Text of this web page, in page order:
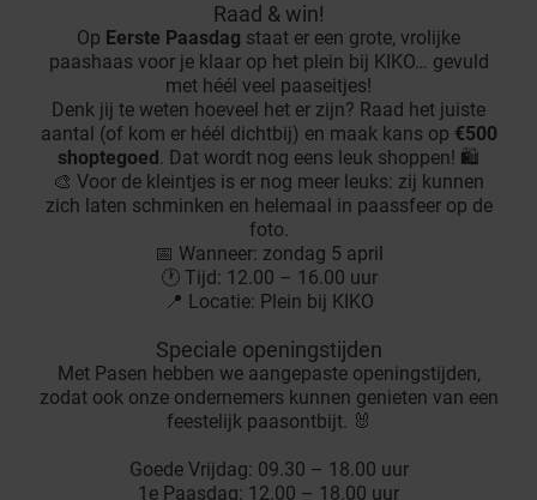
Raad & win!
Op Eerste Paasdag staat er een grote, vrolijke
paashaas voor je klaar op het plein bij KIKO… gevuld
met héél veel paaseitjes!
Denk jij te weten hoeveel het er zijn? Raad het juiste
aantal (of kom er héél dichtbij) en maak kans op €500
shoptegoed. Dat wordt nog eens leuk shoppen! 🛍️
🎨 Voor de kleintjes is er nog meer leuks: zij kunnen
zich laten schminken en helemaal in paassfeer op de
foto.
📅 Wanneer: zondag 5 april
🕐 Tijd: 12.00 – 16.00 uur
📍 Locatie: Plein bij KIKO
Speciale openingstijden
Met Pasen hebben we aangepaste openingstijden,
zodat ook onze ondernemers kunnen genieten van een
feestelijk paasontbijt. 🐰
Goede Vrijdag: 09.30 – 18.00 uur
1e Paasdag: 12.00 – 18.00 uur